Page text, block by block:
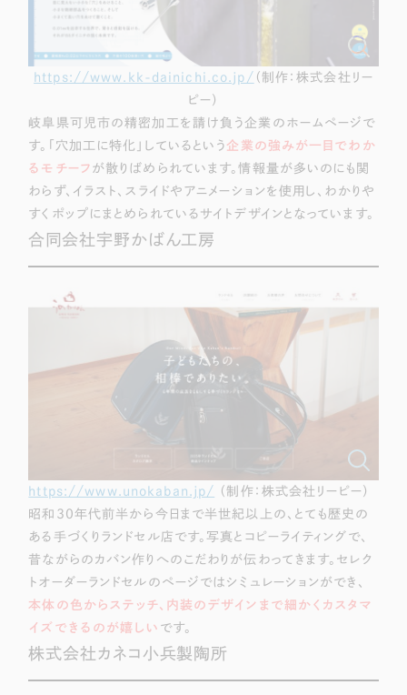
https://www.kk-dainichi.co.jp/ （制作：株式会社リー
ピー）
岐阜県可児市の精密加工を請け負う企業のホームページで
す。「穴加工に特化」しているという 企業の強みが一目でわか
るモチーフ が散りばめられています。情報量が多いのにも関
わらず、イラスト、スライドやアニメーションを使用し、わかりや
すくポップにまとめられているサイトデザインとなっています。
合同会社宇野かばん工房
https://www.unokaban.jp/
（制作：株式会社リーピー）
昭和30年代前半から今日まで半世紀以上の、とても歴史の
ある手づくりランドセル店です。写真とコピーライティングで、
昔ながらのカバン作りへのこだわりが伝わってきます。セレク
トオーダーランドセルのページではシミュレーションができ、
本体の色からステッチ、内装のデザインまで細かくカスタマ
イズできるのが嬉しい です。
株式会社カネコ小兵製陶所